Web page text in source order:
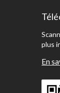
plus
En